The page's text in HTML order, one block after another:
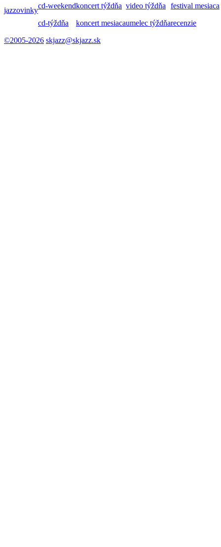
jazzovinky
cd-weekendkoncert týždňa video týždňa festival mesiaca
cd-týždňa koncert mesiacaumelec týždňarecenzie
©2005-2026 skjazz@skjazz.sk